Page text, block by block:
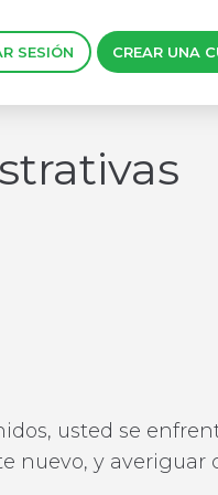
SESIÓN CREAR UNA
usted se
nuevo, y averiguar